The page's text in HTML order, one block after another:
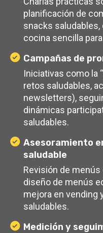
planificación de
snacks
cocina sencilla
Campañas de
Iniciativas como la
retos saludables,
newsletters),
dinámicas
saludables.
Asesoramiento
saludable
Revisión de
diseño de menús
mejora en vending
saludables.
Medición y